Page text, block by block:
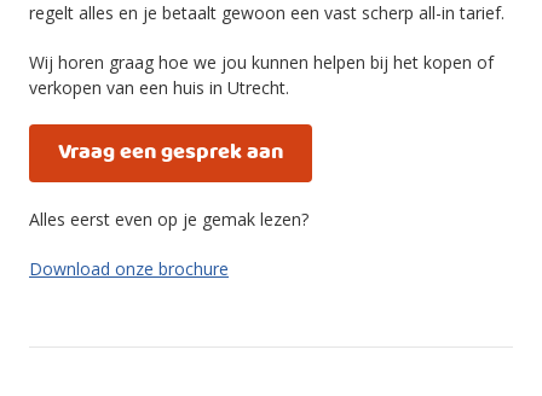
regelt alles en je betaalt gewoon een vast scherp all-in tarief.
Wij horen graag hoe we jou kunnen helpen bij het kopen of
verkopen van een huis in Utrecht.
Vraag een gesprek aan
Alles eerst even op je gemak lezen?
Download onze brochure